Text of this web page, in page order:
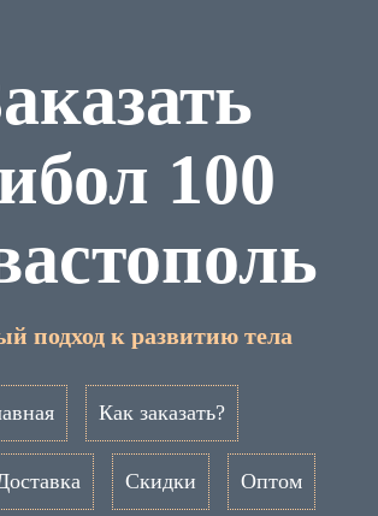
100
подход к развитию тела
Как заказать?
Скидки Оптом